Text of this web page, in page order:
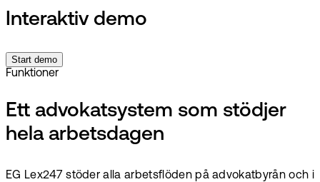
Interaktiv demo
Start demo
Funktioner
Ett advokatsystem som stödjer
hela arbetsdagen
EG Lex247 stöder alla arbetsflöden på advokatbyrån och i